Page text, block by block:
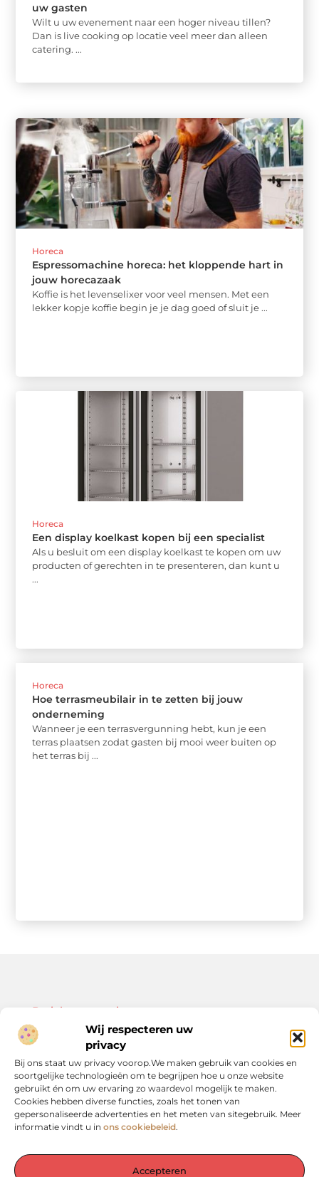
Wij respecteren uw
privacy
Bij ons staat uw privacy voorop.We maken gebruik van cookies en
soortgelijke technologieën om te begrijpen hoe u onze website
gebruikt én om uw ervaring zo waardevol mogelijk te maken.
Cookies hebben diverse functies, zoals het tonen van
gepersonaliseerde advertenties en het meten van sitegebruik. Meer
informatie vindt u in ons cookiebeleid.
Accepteren
uw gasten
Wilt u uw evenement naar een hoger niveau tillen?
Dan is live cooking op locatie veel meer dan alleen
catering. ...
Horeca
Espressomachine horeca: het kloppende hart in
jouw horecazaak
Koffie is het levenselixer voor veel mensen. Met een
lekker kopje koffie begin je je dag goed of sluit je ...
Horeca
Een display koelkast kopen bij een specialist
Als u besluit om een display koelkast te kopen om uw
producten of gerechten in te presenteren, dan kunt u
...
Horeca
Hoe terrasmeubilair in te zetten bij jouw
onderneming
Wanneer je een terrasvergunning hebt, kun je een
terras plaatsen zodat gasten bij mooi weer buiten op
het terras bij ...
Onze informatie
Bericht categorie